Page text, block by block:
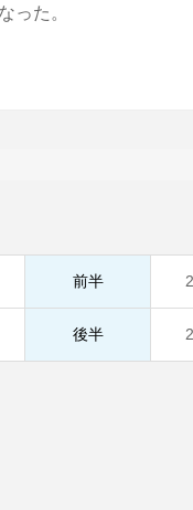
った。
前半
後半